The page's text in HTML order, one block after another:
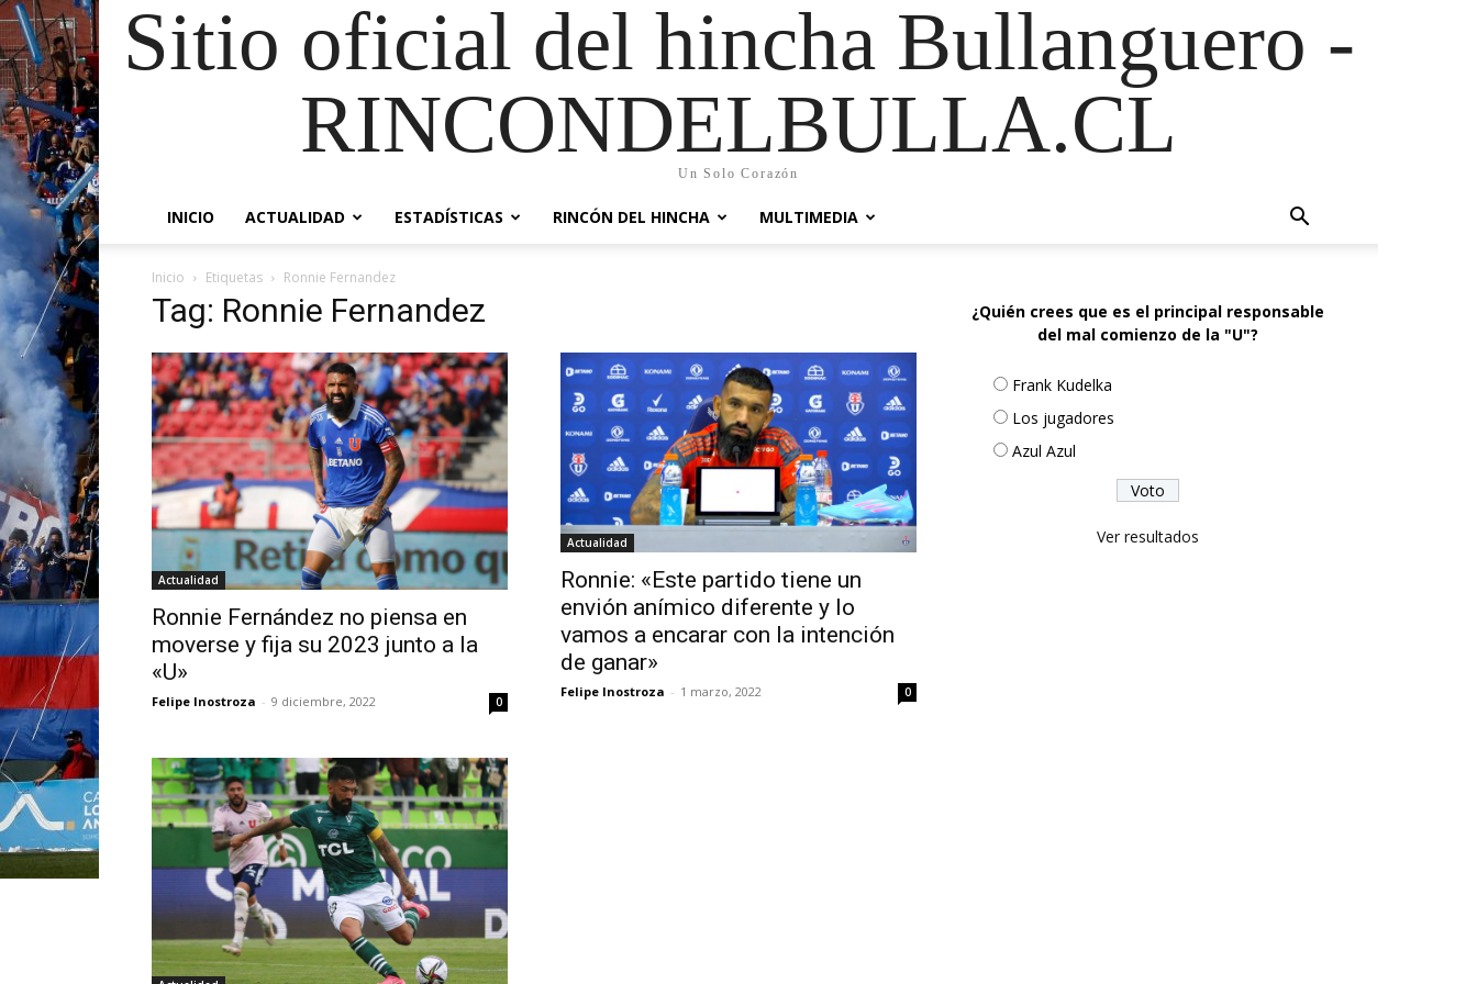
Sitio oficial del hincha Bullanguero -
RINCONDELBULLA.CL
Un Solo Corazón
INICIO ACTUALIDAD ESTADÍSTICAS RINCÓN DEL HINCHA MULTIMEDIA
Inicio Etiquetas Ronnie Fernandez
Tag: Ronnie Fernandez
Actualidad
Ronnie Fernández no piensa en
moverse y fija su 2023 junto a la
«U»
Felipe Inostroza - 9 diciembre, 2022 0
Actualidad
Ronnie: «Este partido tiene un
envión anímico diferente y lo
vamos a encarar con la intención
de ganar»
Felipe Inostroza - 1 marzo, 2022 0
¿Quién crees que es el principal responsable
del mal comienzo de la "U"?
Frank Kudelka
Los jugadores
Azul Azul
Ver resultados